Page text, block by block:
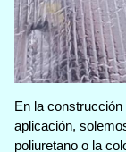
En la
aplicación,
poliuretano o la